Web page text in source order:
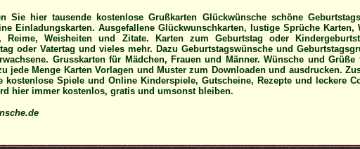
Sie hier tausende kostenlose Grußkarten Glückwünsche schöne
Einladungskarten. Ausgefallene Glückwunschkarten, lustige Sprüche Karten,
Reime, Weisheiten und Zitate. Karten zum Geburtstag oder
oder Vatertag und vieles mehr. Dazu Geburtstagswünsche und
Grusskarten für Mädchen, Frauen und Männer. Wünsche und Grüße
jede Menge Karten Vorlagen und Muster zum Downloaden und ausdrucken.
kostenlose Spiele und Online Kinderspiele, Gutscheine, Rezepte und leckere
hier immer kostenlos, gratis und umsonst bleiben.